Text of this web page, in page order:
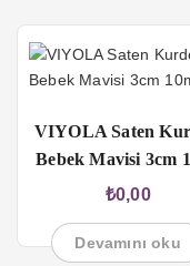
VIYOLA Saten
Bebek Mavisi 3cm
₺0,00
Devamını oku